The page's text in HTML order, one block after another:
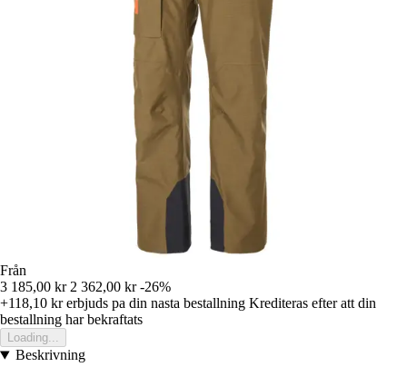
Från
3 185,00 kr 2 362,00 kr -26%
+118,10 krerbjuds pa din nasta bestallning Krediteras efter att din
bestallning har bekraftats
Loading...
Beskrivning